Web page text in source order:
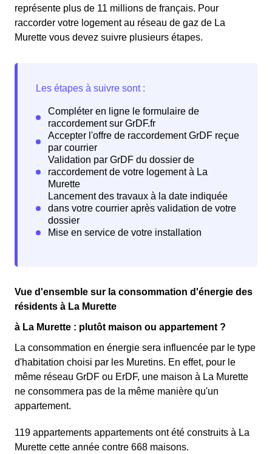
représente plus de 11 millions de français. Pour
raccorder votre logement au réseau de gaz de La
Murette vous devez suivre plusieurs étapes.
Vue d'ensemble sur la consommation d'énergie des
résidents à La Murette
à La Murette : plutôt maison ou appartement ?
La consommation en énergie sera influencée par le type
d'habitation choisi par les Muretins. En effet, pour le
même réseau GrDF ou ErDF, une maison à La Murette
ne consommera pas de la même manière qu'un
appartement.
119 appartements appartements ont été construits à La
Murette cette année contre 668 maisons.